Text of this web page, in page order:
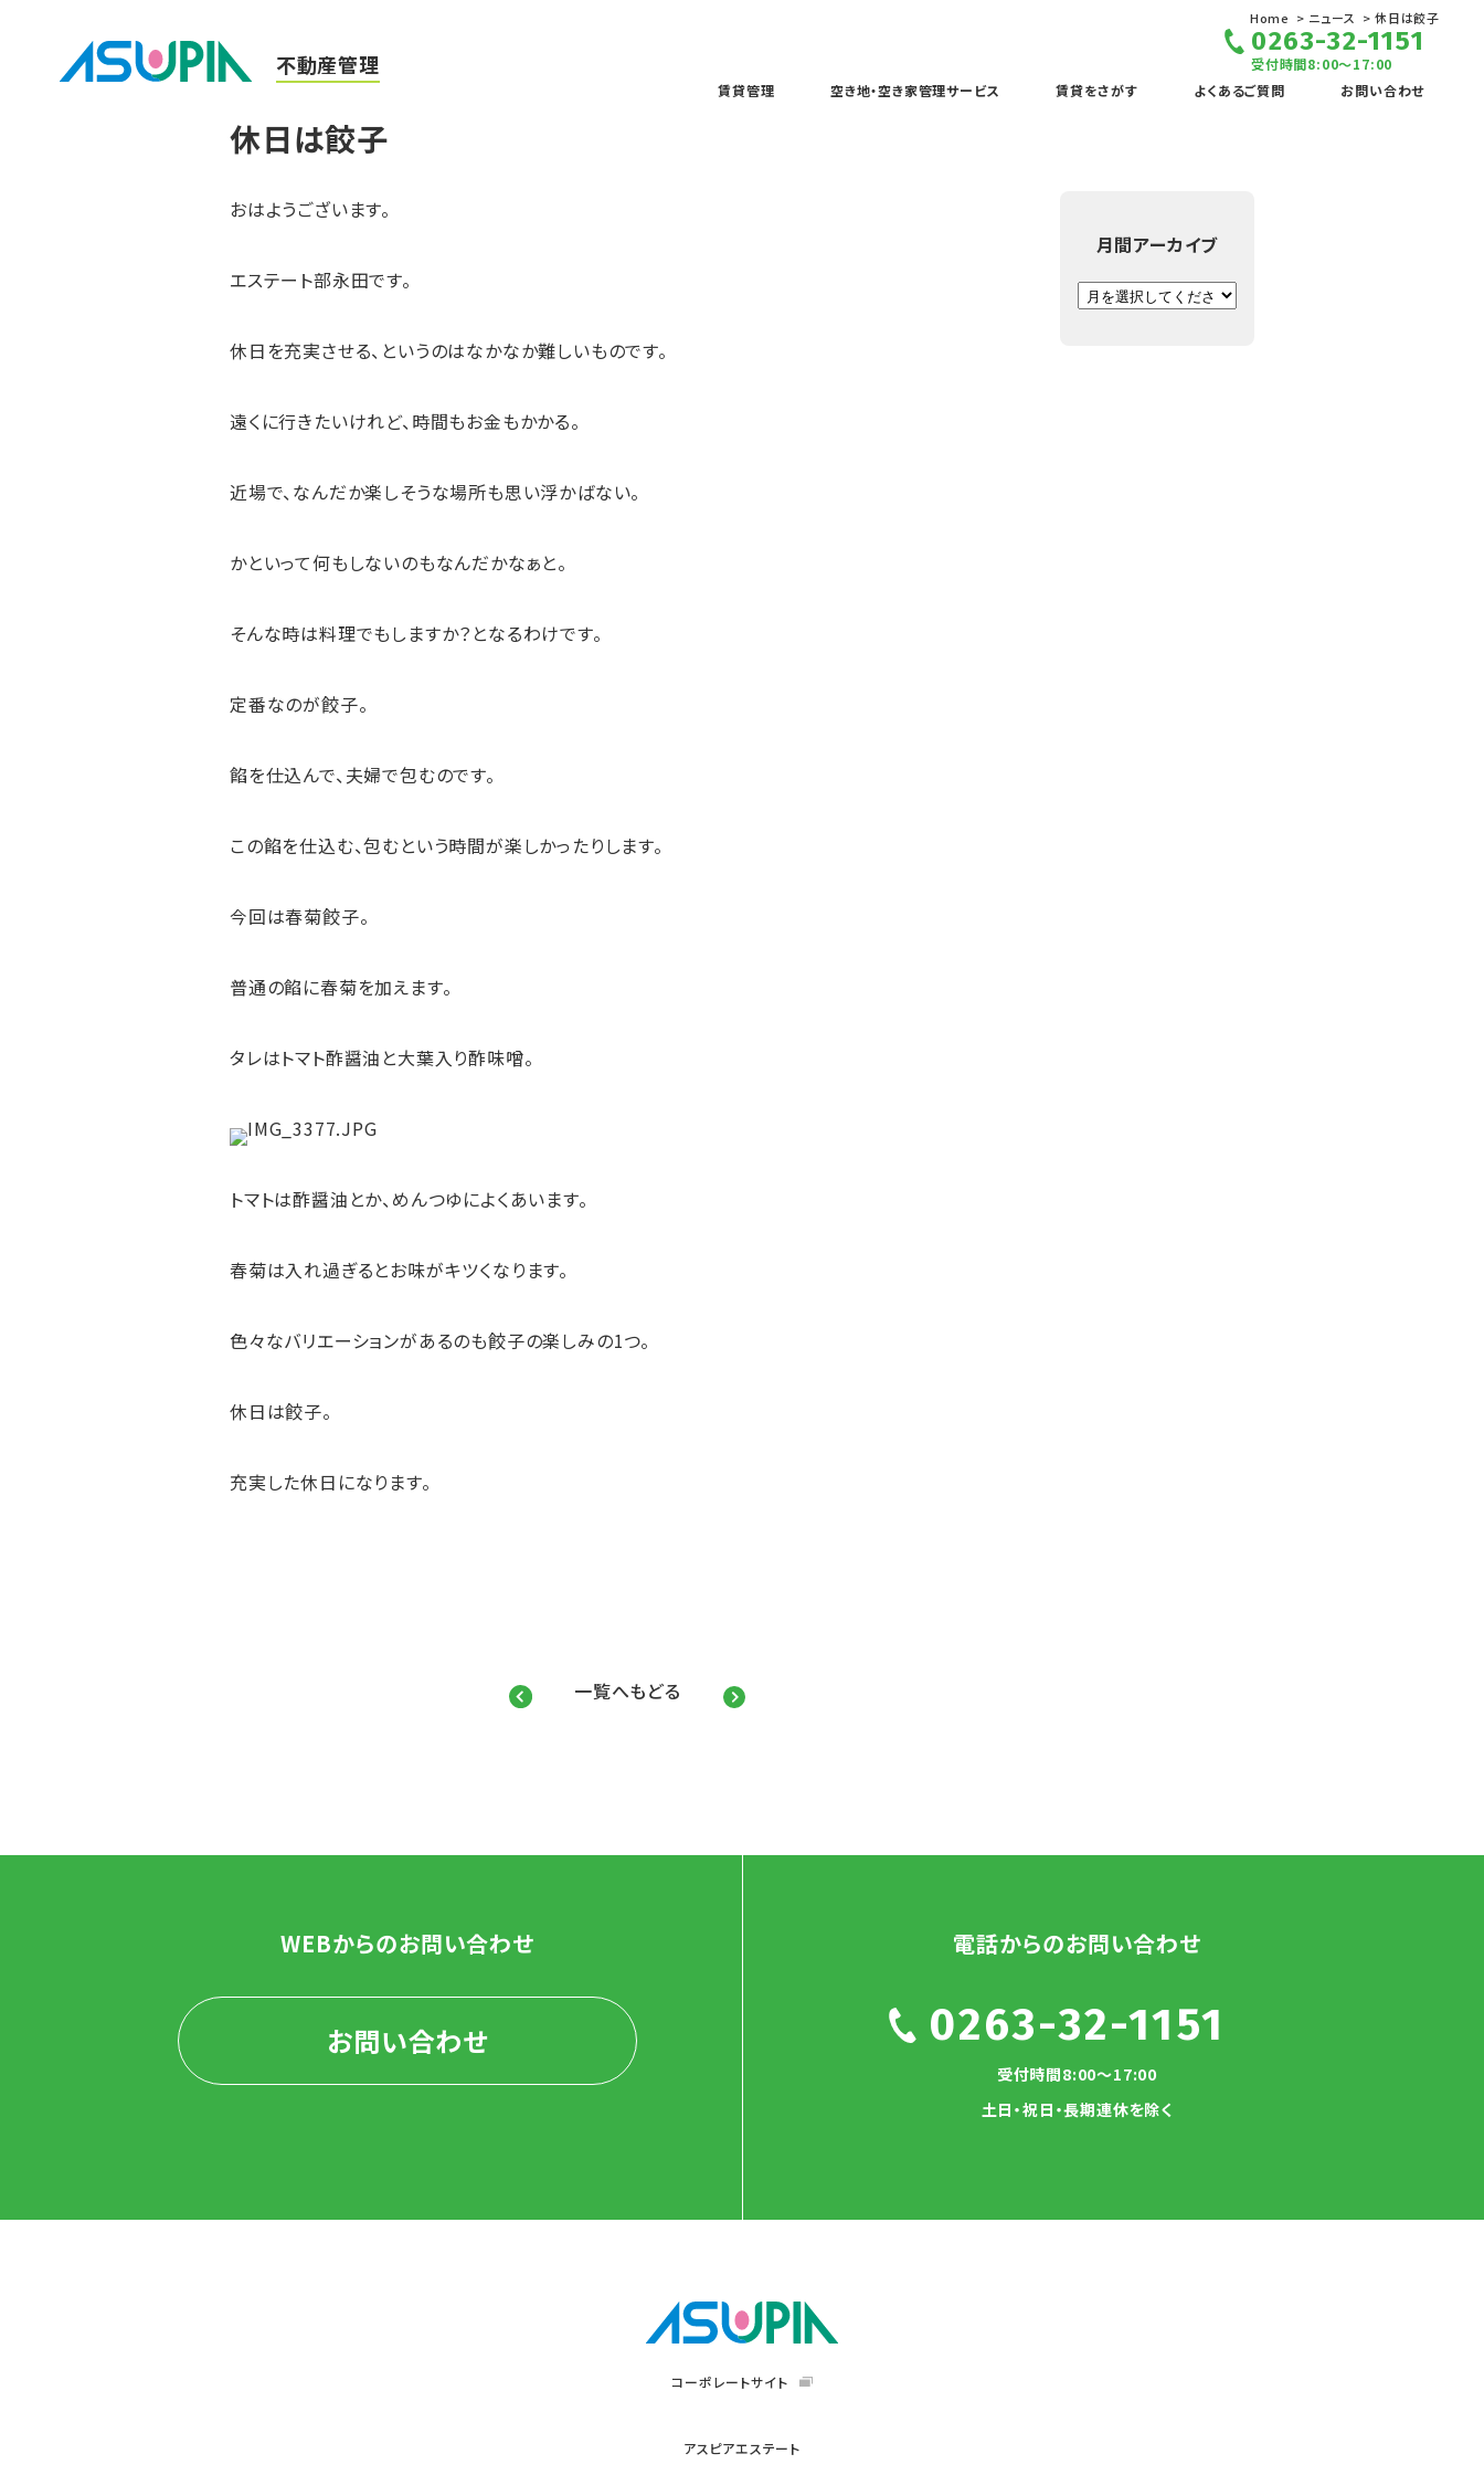
不動産管理
賃貸管理 空き地・空き家管理サービス 賃貸をさがす よくあるご質問 お問い合わせ
0263-32-1151
受付時間8:00～17:00
Home ニュース 休日は餃子
休日は餃子
おはようございます。
エステート部永田です。
休日を充実させる、というのはなかなか難しいものです。
遠くに行きたいけれど、時間もお金もかかる。
近場で、なんだか楽しそうな場所も思い浮かばない。
かといって何もしないのもなんだかなぁと。
そんな時は料理でもしますか？となるわけです。
定番なのが餃子。
餡を仕込んで、夫婦で包むのです。
この餡を仕込む、包むという時間が楽しかったりします。
今回は春菊餃子。
普通の餡に春菊を加えます。
タレはトマト酢醤油と大葉入り酢味噌。
トマトは酢醤油とか、めんつゆによくあいます。
春菊は入れ過ぎるとお味がキツくなります。
色々なバリエーションがあるのも餃子の楽しみの1つ。
休日は餃子。
充実した休日になります。
一覧へもどる
月間アーカイブ
WEBからのお問い合わせ
お問い合わせ
電話からのお問い合わせ
0263-32-1151
受付時間8:00～17:00
土日・祝日・長期連休を除く
コーポレートサイト
アスピアエステート